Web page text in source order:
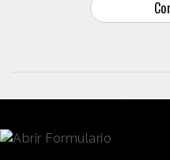
Dirección: Calle